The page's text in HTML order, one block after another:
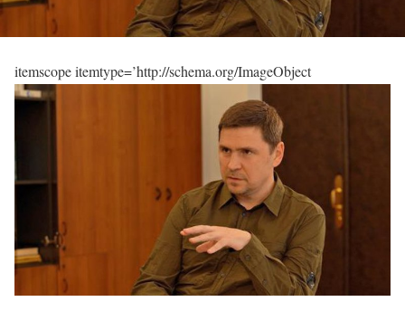
itemscope itemtype=’http://schema.org/ImageObject